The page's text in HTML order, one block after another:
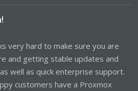
very hard to make sure you are
and getting stable updates and
well as quick enterprise support.
customers have a Proxmox